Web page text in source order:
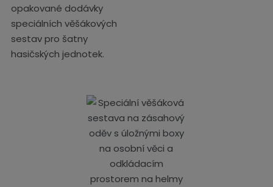
opakované dodávky
speciálních věšákových
sestav pro šatny
hasičských jednotek.